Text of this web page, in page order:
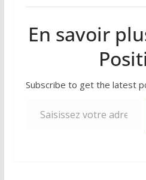
En savoir
Subscribe to get the latest